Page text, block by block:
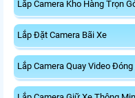
Lắp Camera Kho Hàng Trọn
Lắp Đặt Camera Bãi Xe
Lắp Camera Quay Video